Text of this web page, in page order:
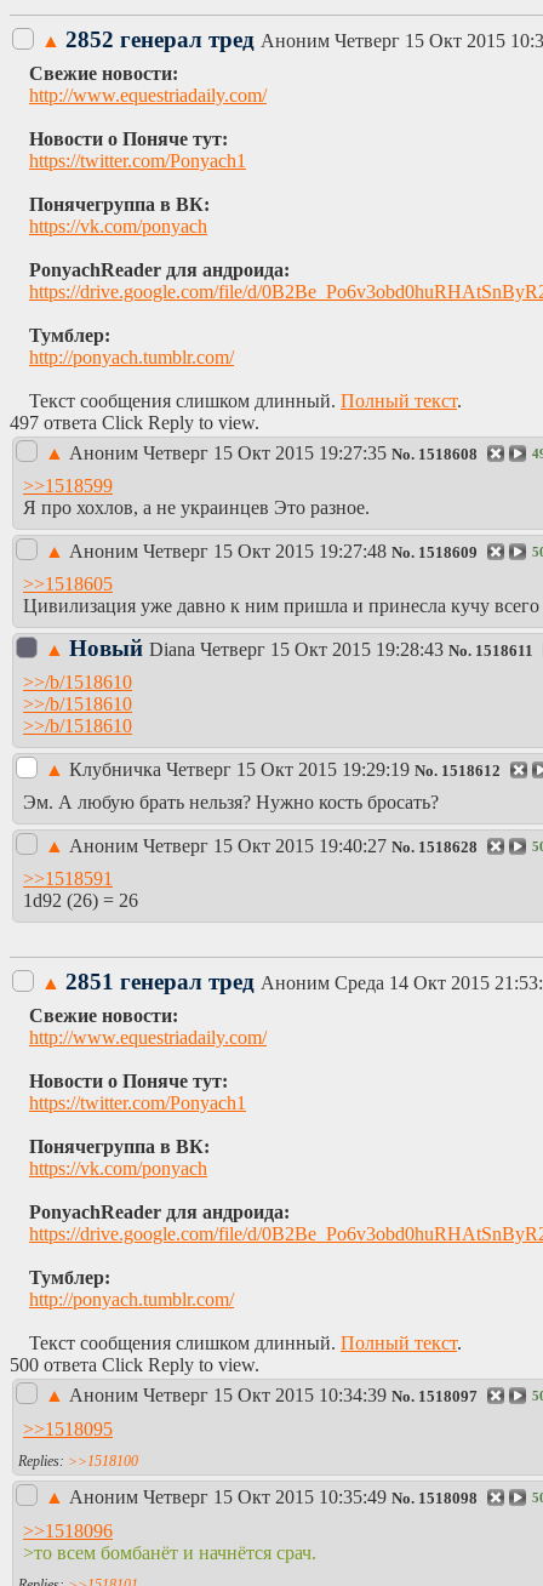
▲ 2852 генерал тред Аноним Четверг 15 Окт 2015
Свежие новости:
http://www.equestriadaily.com/
Новости о Поняче тут:
https://twitter.com/Ponyach1
Понячегруппа в ВК:
https://vk.com/ponyach
PonyachReader для андроида:
https://drive.google.com/file/d/
Тумблер:
http://ponyach.tumblr.com/
Текст сообщения слишком длинный. Полный текст.
497 ответа Click Reply to view.
▲ Аноним Четверг 15 Окт 2015 19:27:35 No. 1518608
>>1518599
Я про хохлов, а не украинцев Это разное.
▲ Аноним Четверг 15 Окт 2015 19:27:48 No. 1518609
>>1518605
Цивилизация уже давно к ним пришла и принесла кучу всего
▲ Новый Diаna Четверг 15 Окт 2015 19:28:43 No. 1518611
>>/b/1518610
>>/b/1518610
>>/b/1518610
▲ Клубничка Четверг 15 Окт 2015 19:29:19 No. 1518612
Эм. А любую брать нельзя? Нужно кость бросать?
▲ Аноним Четверг 15 Окт 2015 19:40:27 No. 1518628
>>1518591
1d92 (26) = 26
▲ 2851 генерал тред Аноним Среда 14 Окт 2015
Свежие новости:
http://www.equestriadaily.com/
Новости о Поняче тут:
https://twitter.com/Ponyach1
Понячегруппа в ВК:
https://vk.com/ponyach
PonyachReader для андроида:
https://drive.google.com/file/d/
Тумблер:
http://ponyach.tumblr.com/
Текст сообщения слишком длинный. Полный текст.
500 ответа Click Reply to view.
▲ Аноним Четверг 15 Окт 2015 10:34:39 No. 1518097
>>1518095
>>1518100
▲ Аноним Четверг 15 Окт 2015 10:35:49 No. 1518098
>>1518096
>то всем бомбанёт и начнётся срач.